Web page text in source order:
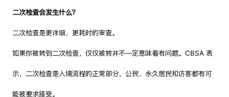
二次检查会发生什么？
二次检查是更详细、更耗时的审查。
如果你被转到二次检查，仅仅被转并不一定意味着有问题。CBSA 表
示，二次检查是入境流程的正常部分，公民、永久居民和访客都有可
能被要求接受。